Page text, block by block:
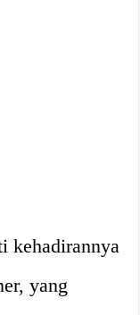
kehadirannya
yang